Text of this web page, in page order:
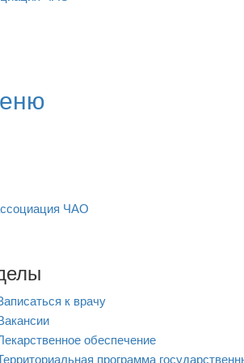
ЧАО
к врачу
обеспечение
программа